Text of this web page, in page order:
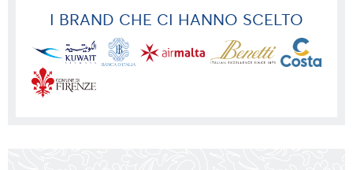
I BRAND CHE CI HANNO SCELTO